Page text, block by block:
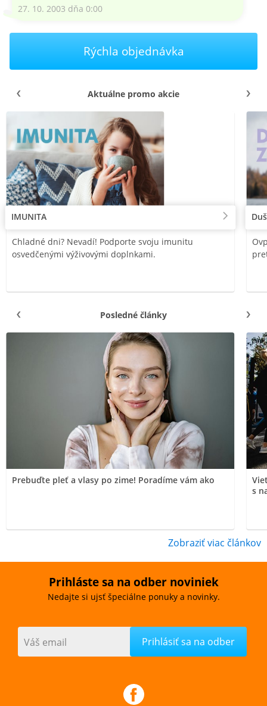
27. 10. 2003 dňa 0:00
Rýchla objednávka
Aktuálne promo akcie
IMUNITA
Chladné dni? Nevadí! Podporte svoju imunitu
osvedčenými výživovými doplnkami.
Posledné články
Prebuďte pleť a vlasy po zime! Poradíme vám ako
s
Zobraziť viac článkov
Prihláste sa na odber noviniek
Nedajte si ujsť špeciálne ponuky a novinky.
Váš email